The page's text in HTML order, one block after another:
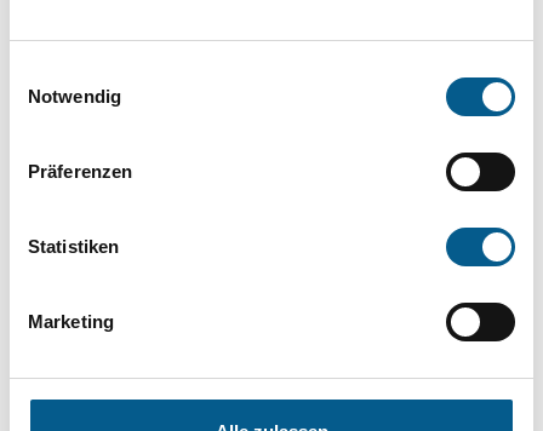
Notwendig
Präferenzen
Statistiken
Marketing
Bitte Suchbegriff eingeben. Ergebnisse
Kategorien verfeinert werden.
Suchen
Aktive Filter:
Themen: Kinder, Jugendliche & Familie